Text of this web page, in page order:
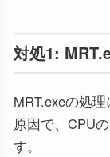
対処1:
MRT.exeの処
原因で、CPU
す。